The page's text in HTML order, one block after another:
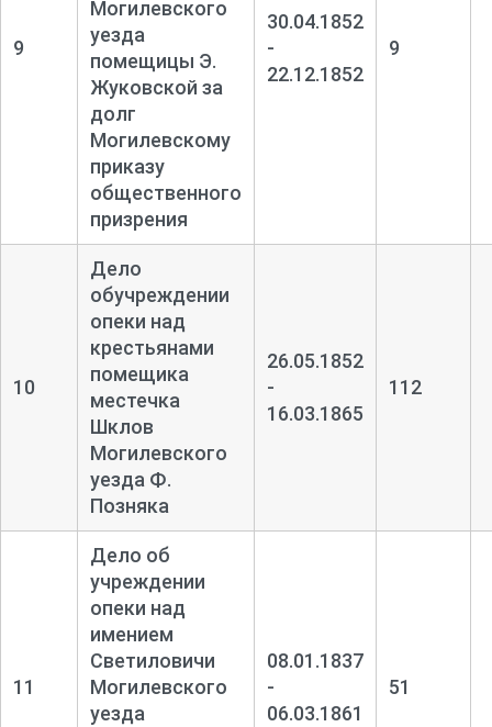
9
Могилевского
уезда
помещицы Э.
Жуковской за
долг
Могилевскому
приказу
общественного
призрения
30.04.1852
-
22.12.1852
9
10
Дело
обучреждении
опеки над
крестьянами
помещика
местечка
Шклов
Могилевского
уезда Ф.
Позняка
26.05.1852
-
16.03.1865
112
11
Дело об
учреждении
опеки над
имением
Светиловичи
Могилевского
уезда
08.01.1837
-
06.03.1861
51